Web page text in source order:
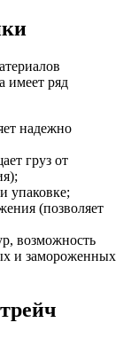
имеет ряд
надежно
груз от
упаковке;
(позволяет
возможность
и замороженных